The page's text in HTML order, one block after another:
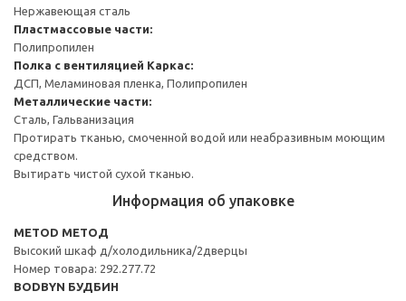
Нержавеющая сталь
Пластмассовые части:
Полипропилен
Полка с вентиляцией Каркас:
ДСП, Меламиновая пленка, Полипропилен
Металлические части:
Сталь, Гальванизация
Протирать тканью, смоченной водой или неабразивным моющим
средством.
Вытирать чистой сухой тканью.
Информация об упаковке
METOD МЕТОД
Высокий шкаф д/холодильника/2дверцы
Номер товара: 292.277.72
BODBYN БУДБИН